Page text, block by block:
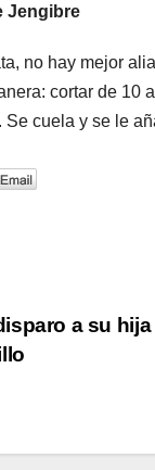
Jengibre
no hay mejor
cortar de 10
Se cuela y se le
a su hija